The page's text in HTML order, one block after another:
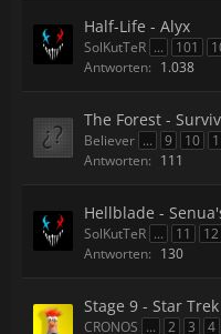
Half-Life - Alyx
SolKutTeR ... 101
Antworten: 1.038
The Forest -
Believer ... 9 10
Antworten: 111
Hellblade -
SolKutTeR ... 11 12
Antworten: 130
Stage 9 - Star
CRONOS ... 2 3 4